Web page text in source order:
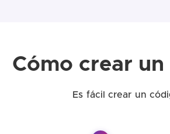
Cómo crear
Es fácil crear un